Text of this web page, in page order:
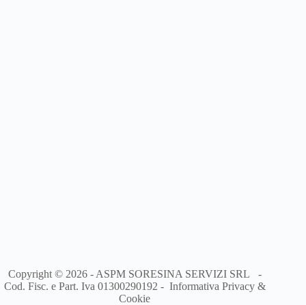
Copyright © 2026 - ASPM SORESINA SERVIZI SRL -
Cod. Fisc. e Part. Iva 01300290192 - Informativa Privacy &
Cookie